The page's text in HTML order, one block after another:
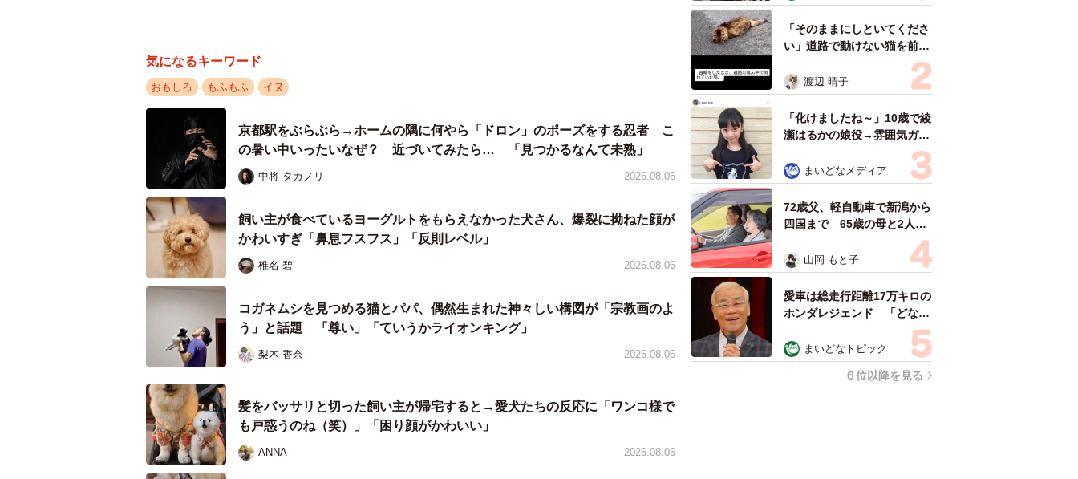
「ネットごと行っててウケる」
「スターウォーズの幽体コスプレやないかい」
「食えねエエエって言ってそう」
「躍動感と口いっぱい感に貴婦人のベールのミスマッチ」
「私もダイエットのためにこれをつけるべきかもしれない」
ネットが平気な子もいれば、NGなわんちゃんも
無害な雑草だけでなく、道端には有毒な草花や虫、タバコの吸い殻やゴミ、人間の食べ物な
ど、犬の命や健康を脅かす危険なものが落ちています。
ハルくんさんにお話を聞いたところ、「ひまわりさんはお散歩中に何でもお口に入れてしま
う拾い食いのクセ」があり、「お散歩中はずっと目を光らせてなきゃいけなかった」そうで
す。
「以前は口頭で『ダメ！』と注意するぐらいだったので、SNSでネットを使用している方の
気になるキーワード
おもしろ もふもふ イヌ
京都駅をぶらぶら→ホームの隅に何やら「ドロン」のポーズをする忍者 こ
の暑い中いったいなぜ？ 近づいてみたら… 「見つかるなんて未熟」
中将 タカノリ 2026.08.06
飼い主が食べているヨーグルトをもらえなかった犬さん、爆裂に拗ねた顔が
かわいすぎ「鼻息フスフス」「反則レベル」
椎名 碧 2026.08.06
コガネムシを見つめる猫とパパ、偶然生まれた神々しい構図が「宗教画のよ
う」と話題 「尊い」「ていうかライオンキング」
梨木 香奈 2026.08.06
髪をバッサリと切った飼い主が帰宅すると→愛犬たちの反応に「ワンコ様で
も戸惑うのね（笑）」「困り顔がかわいい」
ANNA 2026.08.06
「行動され立派」
「そのままにしといてくださ
い」道路で動けない猫を前に
返された一言… 懸命に生き
ようとした4日間 「命の重
さはみんな同じ」保護団体代
表の訴え
渡辺 晴子
「化けましたね～」10歳で綾
瀬はるかの娘役→雰囲気ガラ
リの18歳に成長 「メイクで
雰囲気が」「宝塚に入れそ
う」
まいどなメディア
72歳父、軽自動車で新潟から
四国まで 65歳の母と2人で
3泊4日の旅 パーキングの休
憩まで分刻み… 「大学生で
も組まねえよ！」
山岡 もと子
愛車は総走行距離17万キロの
ホンダレジェンド 「どなた
か欲しい方が居たら」 大御
所漫才師が譲渡の意向
まいどなトピック
６位以降を見る